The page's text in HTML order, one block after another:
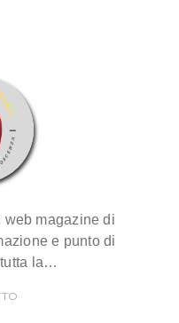
web magazine di
e punto di
la…